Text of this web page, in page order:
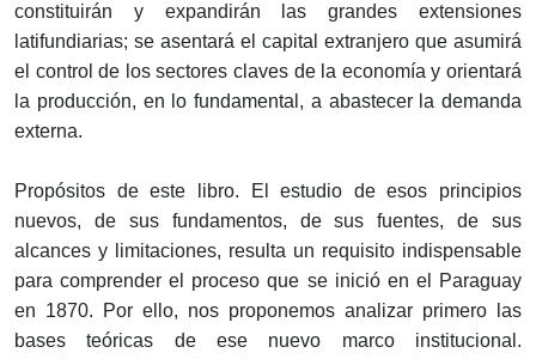
constituirán y expandirán las grandes extensiones
latifundiarias; se asentará el capital extranjero que asumirá
el control de los sectores claves de la economía y orientará
la producción, en lo fundamental, a abastecer la demanda
externa.
Propósitos de este libro. El estudio de esos principios
nuevos, de sus fundamentos, de sus fuentes, de sus
alcances y limitaciones, resulta un requisito indispensable
para comprender el proceso que se inició en el Paraguay
en 1870. Por ello, nos proponemos analizar primero las
bases teóricas de ese nuevo marco institucional.